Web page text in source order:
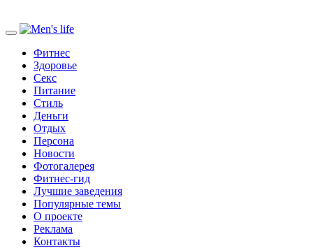
Фитнес
Здоровье
Секс
Питание
Стиль
Деньги
Отдых
Персона
Новости
Фотогалерея
Фитнес-гид
Лучшие заведения
Популярные темы
О проекте
Реклама
Контакты